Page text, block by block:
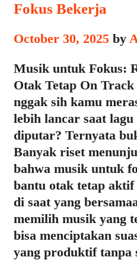
Fokus Bekerja
October 30, 2025 by
Musik untuk Fokus:
Otak Tetap On Track
nggak sih kamu
lebih lancar saat
diputar? Ternyata
Banyak riset
bahwa musik untuk
bantu otak tetap aktif
di saat yang
memilih musik yang
bisa menciptakan
yang produktif tanpa